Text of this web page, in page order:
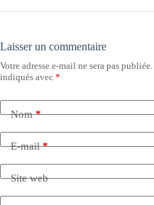
Laisser un commentaire
Votre adresse e-mail ne sera pas publiée.
indiqués avec *
Nom*
E-mail*
Site web